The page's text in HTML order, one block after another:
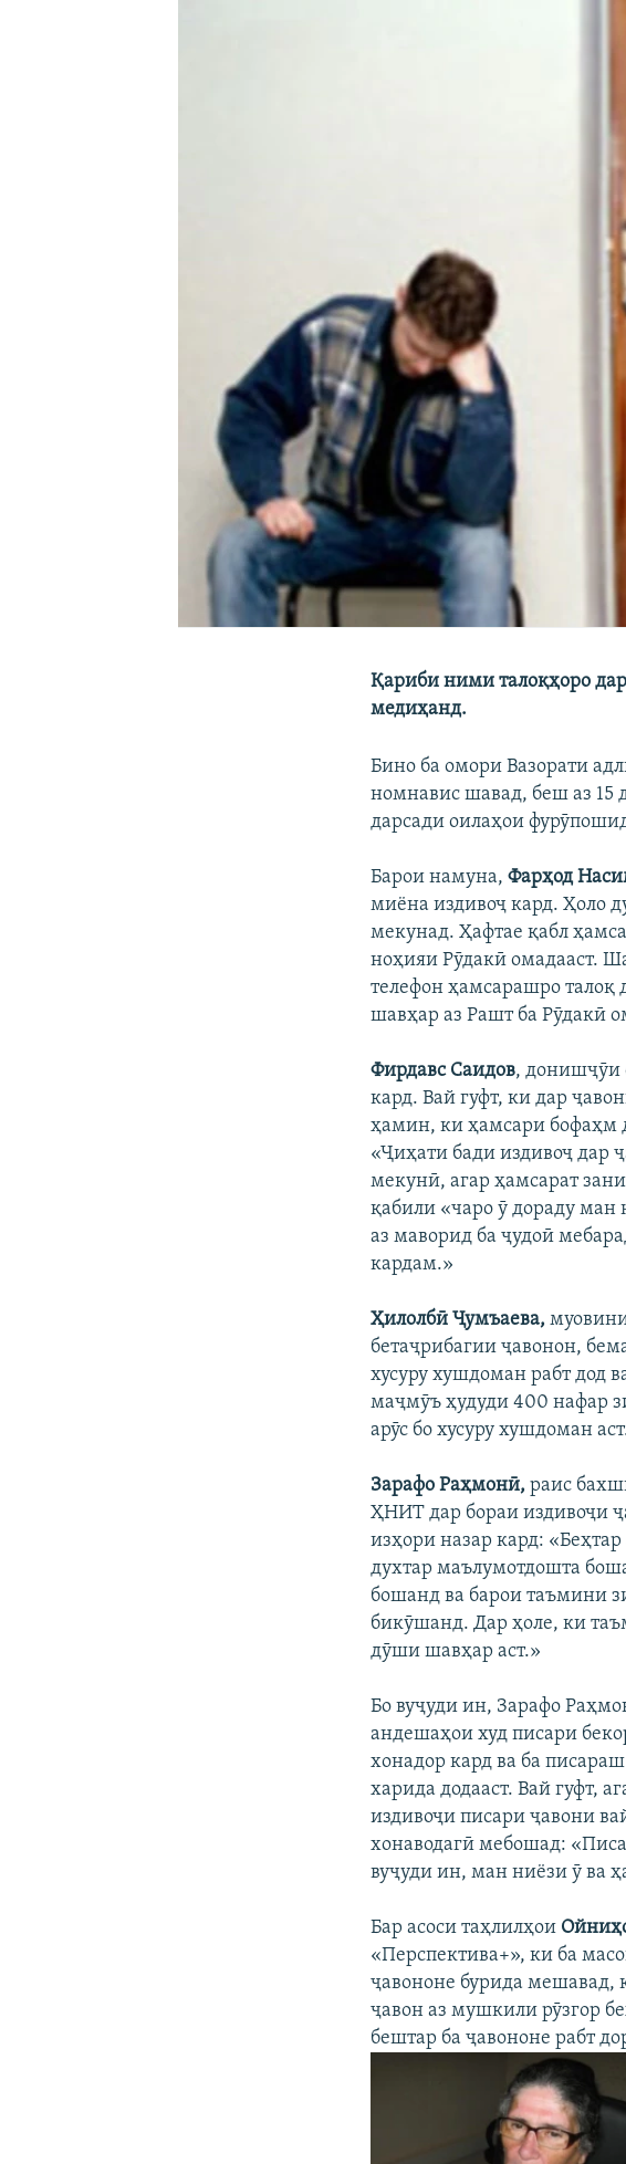
Қариби ними талоқҳоро
медиҳанд.
Бино ба омори Вазорати
номнавис шавад, беш аз 15
дарсади оилаҳои
Барои намуна,Фарҳод
миёна издивоҷ кард. Ҳоло
мекунад. Ҳафтае қабл
ноҳияи Рӯдакӣ омадааст.
телефон ҳамсарашро талоқ
шавҳар аз Рашт ба Рӯдакӣ
Фирдавс Саидов, донишҷӯи
кард. Вай гуфт, ки дар
ҳамин, ки ҳамсари бофаҳм
«Ҷиҳати бади издивоҷ дар
мекунӣ, агар ҳамсарат
қабили «чаро ӯ дораду ман
аз маворид ба ҷудоӣ
кардам.»
Ҳилолбӣ Ҷумъаева,
бетаҷрибагии ҷавонон,
хусуру хушдоман рабт дод
маҷмӯъ ҳудуди 400 нафар
арӯс бо хусуру хушдоман
Зарафо Раҳмонӣ, раис
ҲНИТ дар бораи издивоҷи
изҳори назар кард: «Беҳтар
духтар маълумотдошта
бошанд ва барои таъмини
бикӯшанд. Дар ҳоле, ки
дӯши шавҳар аст.»
Бо вуҷуди ин, Зарафо
андешаҳои худ писари
хонадор кард ва ба
харида додааст. Вай гуфт,
издивоҷи писари ҷавони
хонаводагӣ мебошад:
вуҷуди ин, ман ниёзи ӯ ва
Бар асоси таҳлилҳои
«Перспектива+», ки ба
ҷавононе бурида мешавад,
ҷавон аз мушкили рӯзгор
бештар ба ҷавононе рабт